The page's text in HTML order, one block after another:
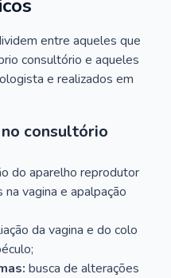
entre aqueles que
consultório e aqueles
e realizados em
consultório
do aparelho reprodutor
vagina e apalpação
da vagina e do colo
busca de alterações